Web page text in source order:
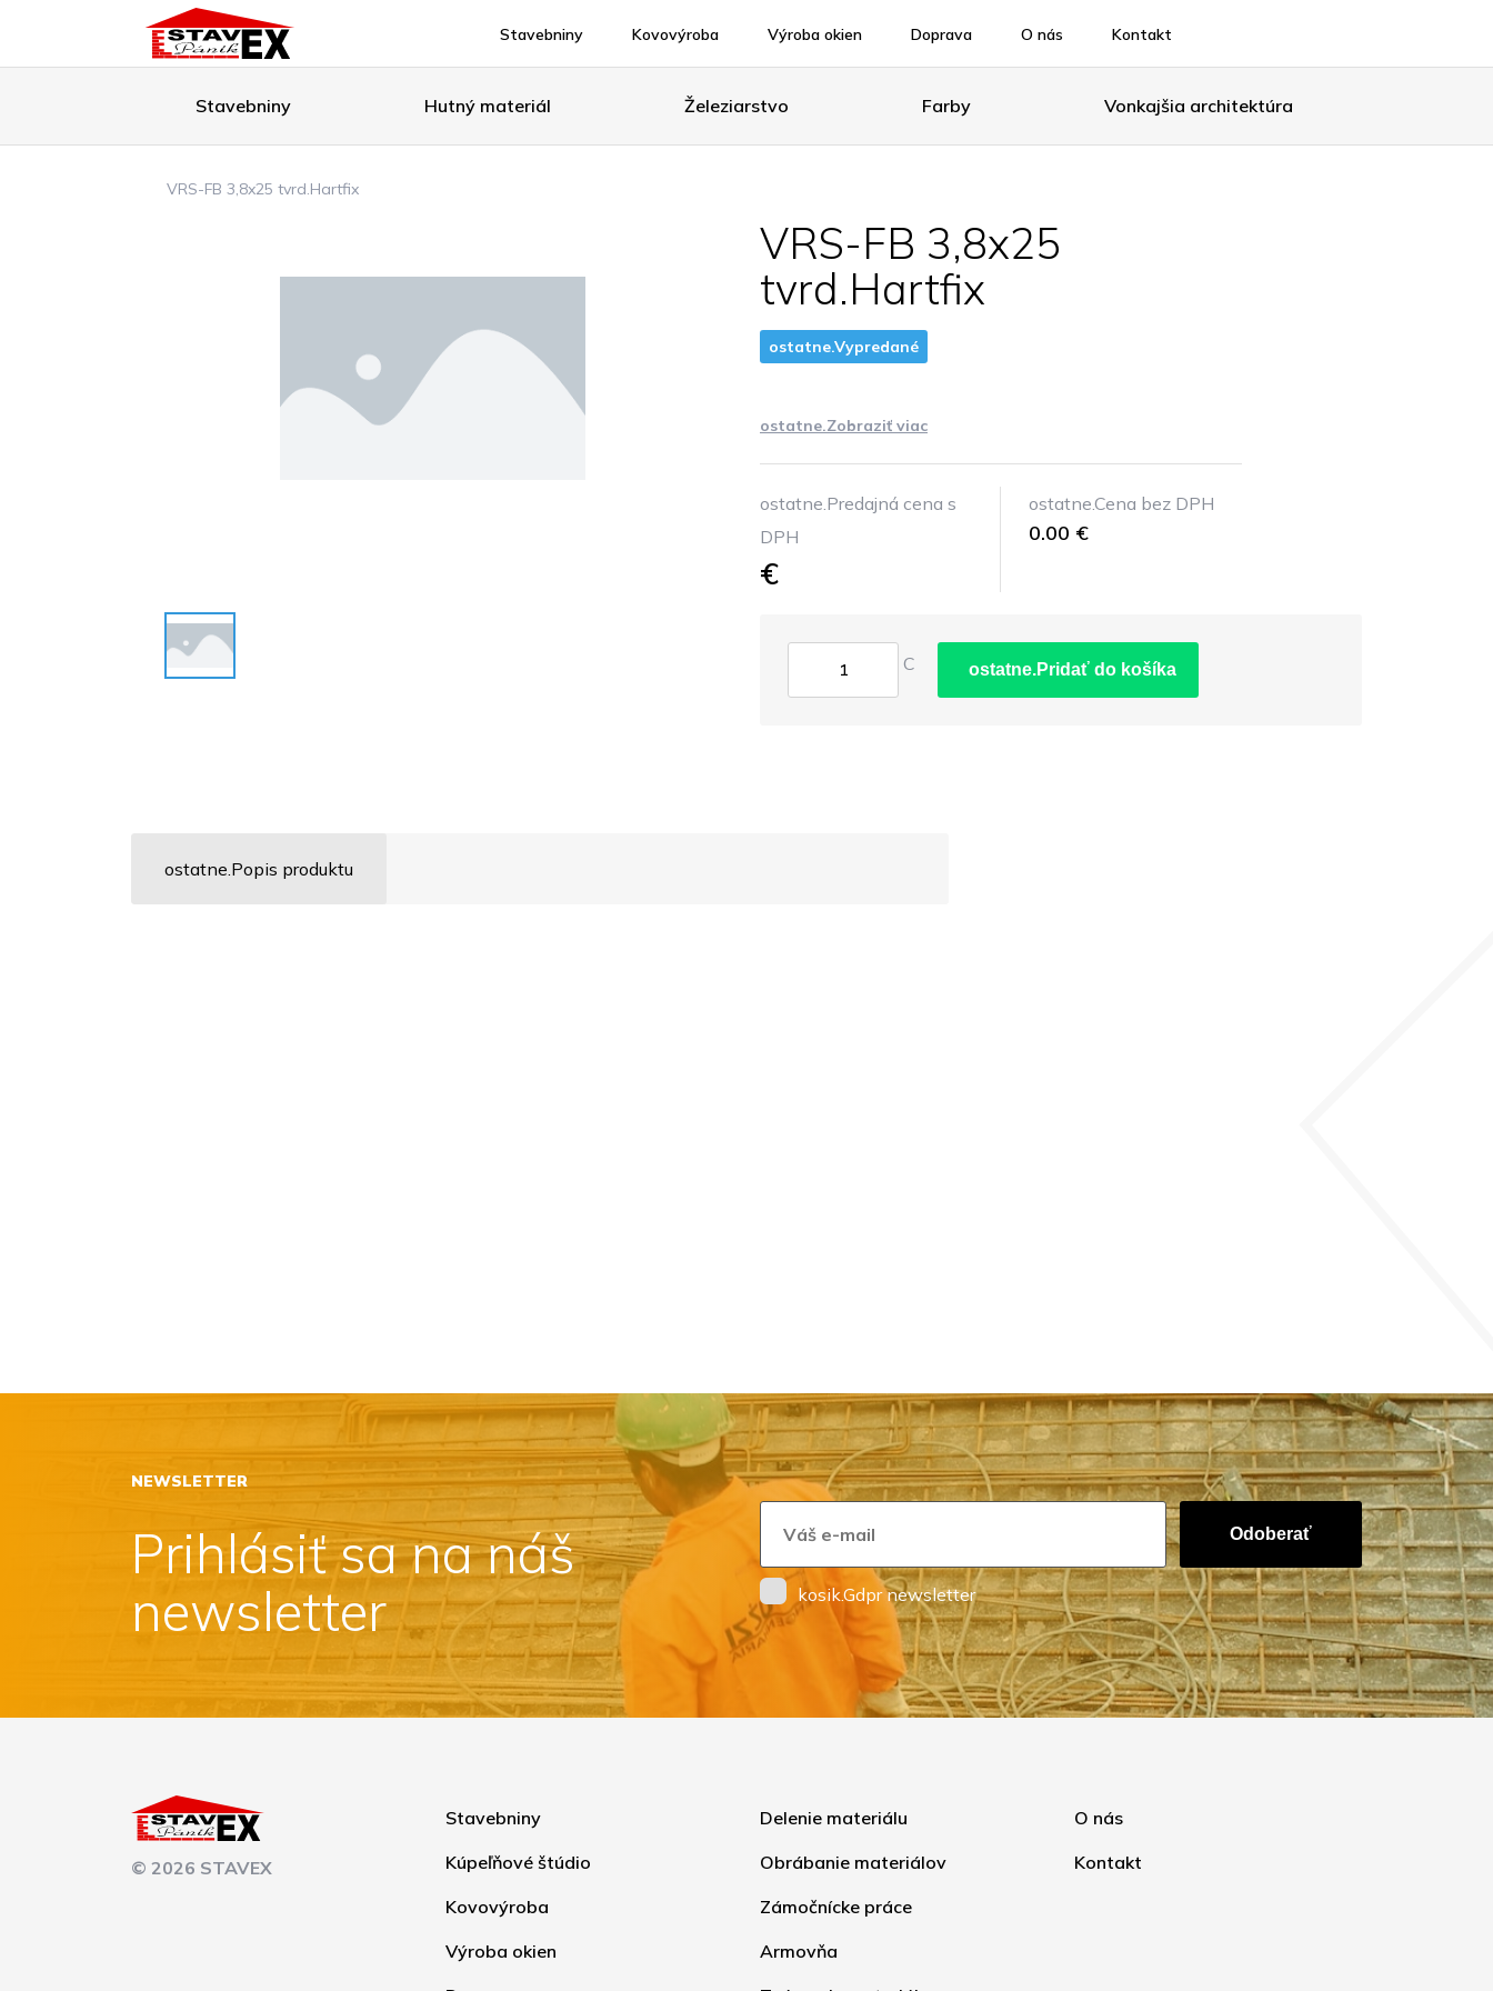
Stavebniny Kovovýroba Výroba okien Doprava O nás Kontakt
Stavebniny Hutný materiál Železiarstvo Farby Vonkajšia architektúra
VRS-FB 3,8x25 tvrd.Hartfix
VRS-FB 3,8x25
tvrd.Hartfix
ostatne.Vypredané
ostatne.Zobraziť viac
ostatne.Predajná cena s
DPH
€
ostatne.Cena bez DPH
0.00 €
C ostatne.Pridať do košíka
ostatne.Popis produktu
NEWSLETTER
Prihlásiť sa na náš
newsletter
Odoberať
kosik.Gdpr newsletter
© 2026 STAVEX
Stavebniny
Kúpeľňové štúdio
Kovovýroba
Výroba okien
Delenie materiálu
Obrábanie materiálov
Zámočnícke práce
Armovňa
O nás
Kontakt